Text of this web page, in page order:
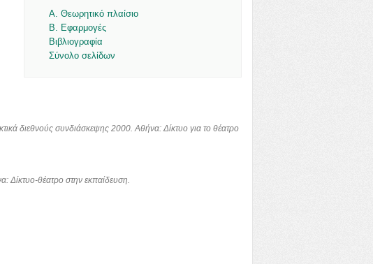
Α. Θεωρητικό πλαίσιο
Β. Εφαρμογές
Βιβλιογραφία
Σύνολο σελίδων
διεθνούς συνδιάσκεψης 2000. Αθήνα: Δίκτυο για το θέατρο
Δίκτυο-θέατρο στην εκπαίδευση.